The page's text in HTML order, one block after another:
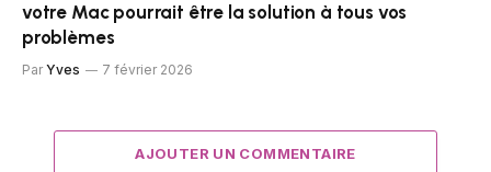
votre Mac pourrait être la solution à tous vos
problèmes
Par Yves 7 février 2026
AJOUTER UN COMMENTAIRE